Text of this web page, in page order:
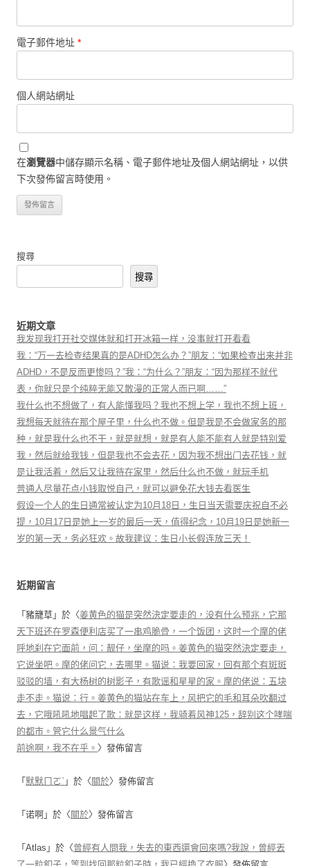
電子郵件地址 *
個人網站網址
在瀏覽器中儲存顯示名稱、電子郵件地址及個人網站網址，以供
下次發佈留言時使用。
搜尋
搜尋
近期文章
我发现我打开社交媒体就和打开冰箱一样，没事就打开看看
我：“万一去检查结果真的是ADHD怎么办？”朋友：“如果检查出来并非
ADHD，不是反而更惨吗？”我：“为什么？”朋友：“因为那样不就代
表，你就只是个纯粹无能又散漫的正常人而已啊……”
我什么也不想做了，有人能懂我吗？我也不想上学，我也不想上班，
我想每天就待在那个屋子里，什么也不做。但是我是不会做家务的那
种，就是我什么也不干，就是就想，就是有人能不能有人就是特别爱
我，然后就给我钱，但是我也不会去花，因为我不想出门去花钱，就
是让我活着，然后又让我待在家里，然后什么也不做，就玩手机
普通人尽量花点小钱取悦自己，就可以避免花大钱去看医生
假设一个人的生日通常被认定为10月18日，生日当天需要庆祝自不必
提，10月17日是她上一岁的最后一天，值得纪念，10月19日是她新一
岁的第一天，务必狂欢。故我建议：生日小长假连放三天！
近期留言
「 豬籠草 」於〈姜黄色的猫是突然決定要走的，没有什么预兆，它那
天下班还在罗森便利店买了一串鸡脆骨，一个饭团，这时一个摩的佬
呼地刹在它面前，问：靓仔，坐摩的吗。姜黄色的猫突然決定要走，
它说坐吧。摩的佬问它，去哪里。猫说：我要回家，回有那个有斑斑
驳驳的墙，有大杨树的树影子，有歌谣和星星的家。摩的佬说：五块
走不走。猫说：行。姜黄色的猫站在车上，风把它的毛和耳朵吹翻过
去，它哦吼吼地唱起了歌：就是这样，我骑着风神125，辞别这个哮喘
的都市。管它什么景气什么
前途啊，我不在乎。 〉發佈留言
「 默默ㄇㄛˋ 」於〈 關於〉發佈留言
「 诺啊 」於〈 關於〉發佈留言
「 Atlas 」於〈曾經有人問我，失去的東西還會回來嗎?我說，曾經丟